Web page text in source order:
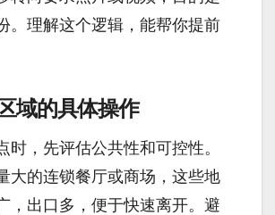
。理解这个逻辑，能帮你提前
域的具体操作
时，先评估公共性和可控性。
大的连锁餐厅或商场，这些地
，出口多，便于快速离开。避